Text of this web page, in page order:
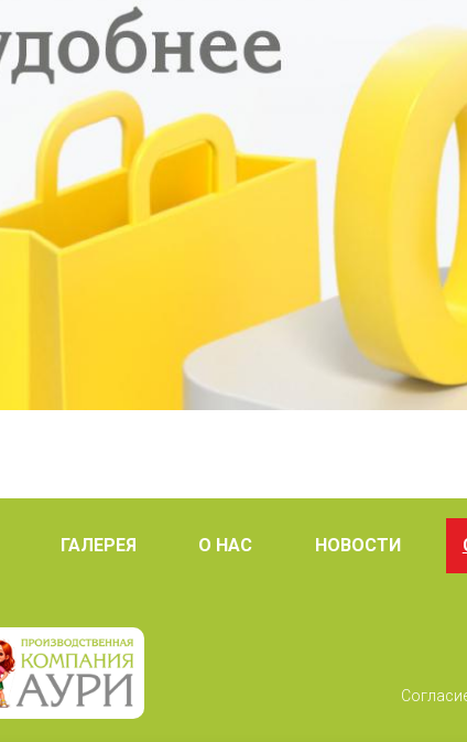
ГАЛЕРЕЯ О НАС НОВОСТИ